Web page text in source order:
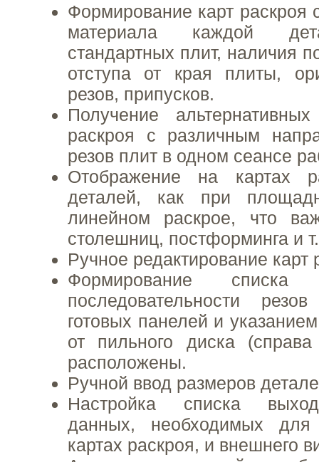
Формирование карт раскроя
материала каждой
стандартных плит, наличия
отступа от края плиты,
резов, припусков.
Получение
раскроя с различным
резов плит в одном сеансе
Отображение на картах
деталей, как при
линейном раскрое, что
столешниц, постформинга и
Ручное редактирование карт
Формирование списка
последовательности
готовых панелей и
от пильного диска
расположены.
Ручной ввод размеров
Настройка списка
данных, необходимых
картах раскроя, и внешнего